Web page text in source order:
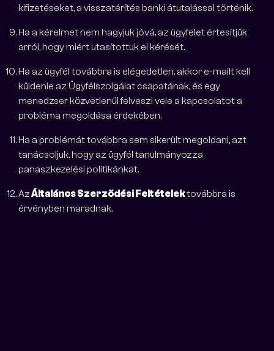
kifizetéseket, a visszatérítés banki átutalással történik.
Ha a kérelmet nem hagyjuk jóvá, az ügyfelet értesítjük
arról, hogy miért utasítottuk el kérését.
Ha az ügyfél továbbra is elégedetlen, akkor e-mailt kell
küldenie az Ügyfélszolgálat csapatának, és egy
menedzser közvetlenül felveszi vele a kapcsolatot a
probléma megoldása érdekében.
Ha a problémát továbbra sem sikerült megoldani, azt
tanácsoljuk, hogy az ügyfél tanulmányozza
panaszkezelési politikánkat.
AzÁltalános Szerződési Feltételektovábbra is
érvényben maradnak.